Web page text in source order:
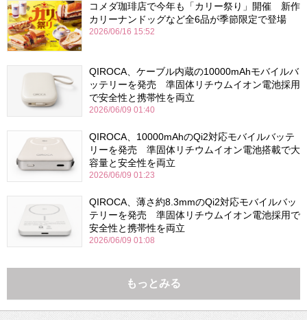
コメダ珈琲店で今年も「カリー祭り」開催 新作
カリーナンドッグなど全6品が季節限定で登場
2026/06/16 15:52
QIROCA、ケーブル内蔵の10000mAhモバイルバ
ッテリーを発売 準固体リチウムイオン電池採用
で安全性と携帯性を両立
2026/06/09 01:40
QIROCA、10000mAhのQi2対応モバイルバッテ
リーを発売 準固体リチウムイオン電池搭載で大
容量と安全性を両立
2026/06/09 01:23
QIROCA、薄さ約8.3mmのQi2対応モバイルバッ
テリーを発売 準固体リチウムイオン電池採用で
安全性と携帯性を両立
2026/06/09 01:08
もっとみる